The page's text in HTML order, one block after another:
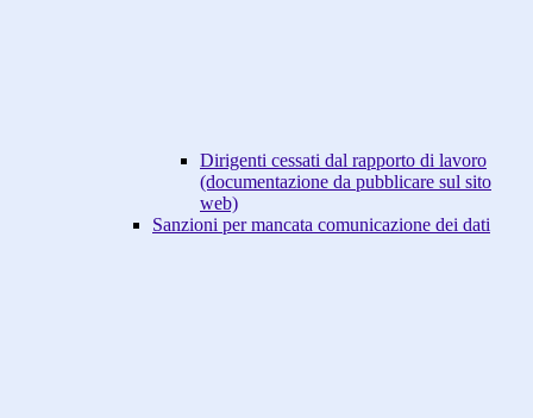
Dirigenti cessati dal rapporto di lavoro
(documentazione da pubblicare sul sito
web)
Sanzioni per mancata comunicazione dei dati